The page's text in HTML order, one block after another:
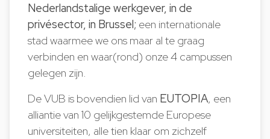
Nederlandstalige werkgever, in de
privésector, in Brussel; een internationale
stad waarmee we ons maar al te graag
verbinden en waar(rond) onze 4 campussen
gelegen zijn.
De VUB is bovendien lid van EUTOPIA, een
alliantie van 10 gelijkgestemde Europese
universiteiten, alle tien klaar om zichzelf